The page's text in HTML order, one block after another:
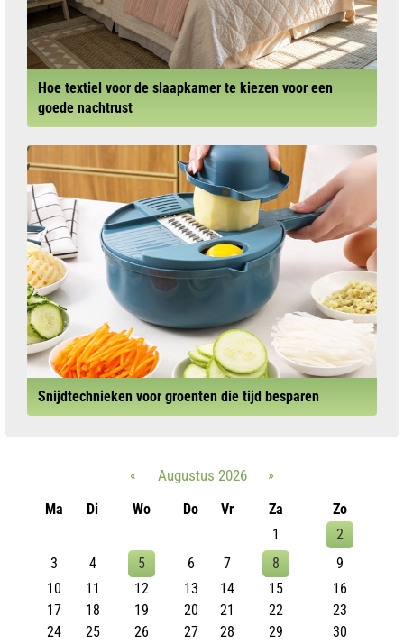
Hoe textiel voor de slaapkamer te kiezen voor een
goede nachtrust
Snijdtechnieken voor groenten die tijd besparen
« Augustus 2026
»
Ma
Di Wo Do Vr Za
Zo
1
2
3
4 5 6 7 8
9
10
11 12 13 14 15
16
17
18 19 20 21 22
23
24
25 26 27 28 29
30